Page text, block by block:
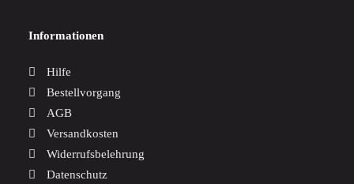
Informationen
Hilfe
Bestellvorgang
AGB
Versandkosten
Widerrufsbelehrung
Datenschutz